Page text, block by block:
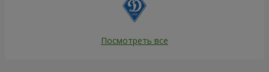
Посмотреть все